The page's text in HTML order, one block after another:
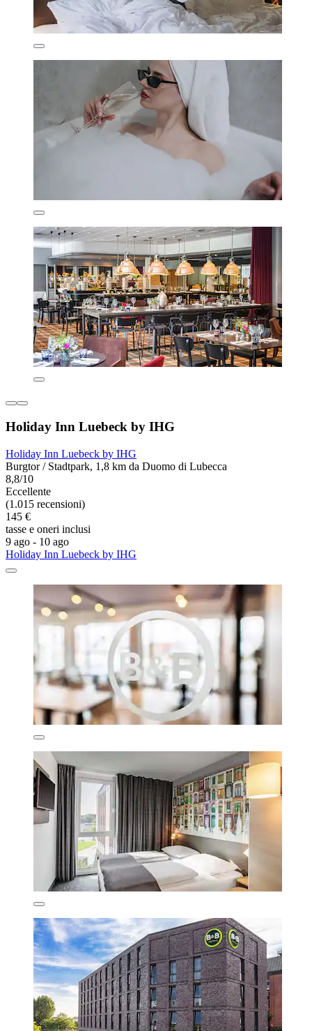
Holiday Inn Luebeck by IHG
Holiday Inn Luebeck by IHG
Burgtor / Stadtpark, 1,8 km da Duomo di Lubecca
8,8/10
Eccellente
(1.015 recensioni)
145 €
tasse e oneri inclusi
9 ago - 10 ago
Holiday Inn Luebeck by IHG